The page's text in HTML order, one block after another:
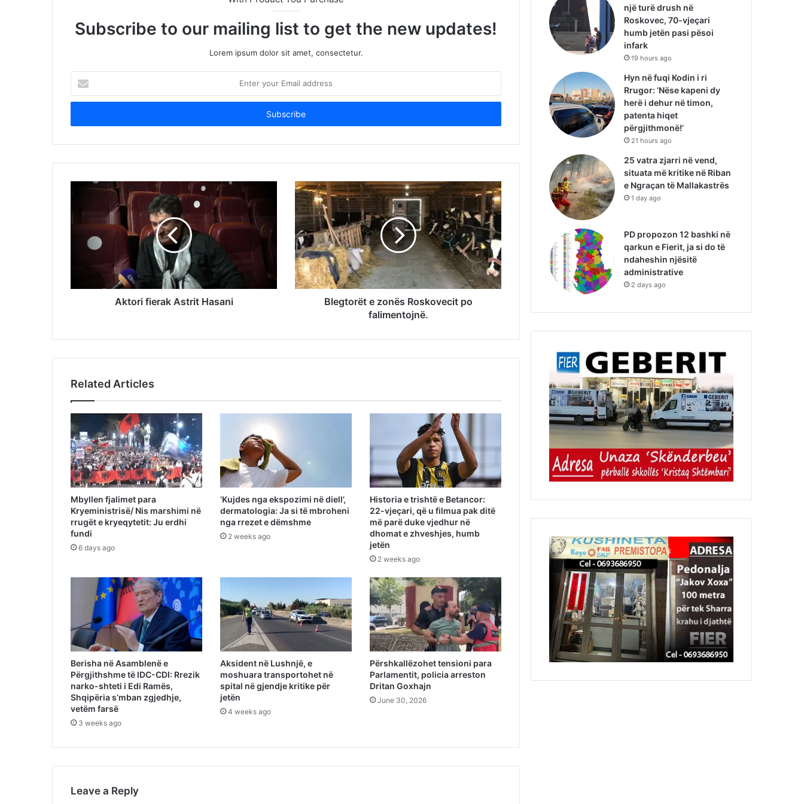
Subscribe to our mailing list to get the new updates!
Lorem ipsum dolor sit amet, consectetur.
your
Email
Aktori fierak Astrit Hasani
Blegtorët e zonës Roskovecit po
falimentojnë.
Related Articles
Mbyllen fjalimet para
Kryeministrisë/ Nis marshimi në
rrugët e kryeqytetit: Ju erdhi
fundi
6 days ago
‘Kujdes nga ekspozimi në diell’,
dermatologia: Ja si të mbroheni
nga rrezet e dëmshme
2 weeks ago
Historia e trishtë e Betancor:
22-vjeçari, që u filmua pak ditë
më parë duke vjedhur në
dhomat e zhveshjes, humb
jetën
2 weeks ago
Berisha në Asamblenë e
Përgjithshme të IDC-CDI: Rrezik
narko-shteti i Edi Ramës,
Shqipëria s’mban zgjedhje,
vetëm farsë
3 weeks ago
Aksident në Lushnjë, e
moshuara transportohet në
spital në gjendje kritike për
jetën
4 weeks ago
Përshkallëzohet tensioni para
Parlamentit, policia arreston
Dritan Goxhajn
June 30, 2026
Leave a Reply
një turë drush në
Roskovec, 70-vjeçari
humb jetën pasi pësoi
infark
19 hours ago
Hyn në fuqi Kodin i ri
Rrugor: ‘Nëse kapeni dy
herë i dehur në timon,
patenta hiqet
përgjithmonë!’
21 hours ago
25 vatra zjarri në vend,
situata më kritike në Riban
e Ngraçan të Mallakastrës
1 day ago
PD propozon 12 bashki në
qarkun e Fierit, ja si do të
ndaheshin njësitë
administrative
2 days ago